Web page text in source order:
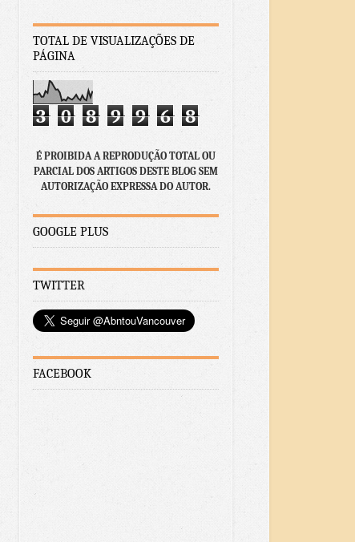
TOTAL DE VISUALIZAÇÕES DE
PÁGINA
3 0 8 9 9 6 8
É PROIBIDA A REPRODUÇÃO TOTAL OU
PARCIAL DOS ARTIGOS DESTE BLOG SEM
AUTORIZAÇÃO EXPRESSA DO AUTOR.
GOOGLE PLUS
TWITTER
FACEBOOK